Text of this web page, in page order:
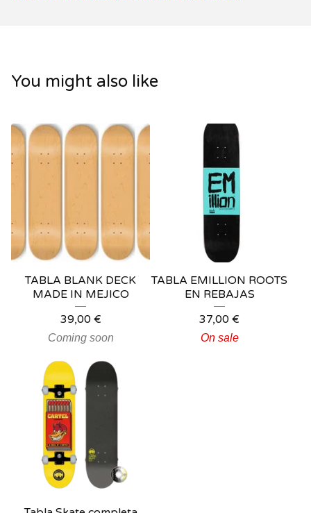
You might also like
TABLA BLANK DECK
MADE IN MEJICO
39,00 €
Coming soon
TABLA EMILLION ROOTS
EN REBAJAS
37,00 €
On sale